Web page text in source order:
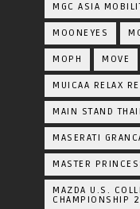
MGC ASIA
MOONEYES
MOPH MOVE
MUICAA RELAX
MAIN STAND
MASERATI
MASTER
MAZDA U.S.
CHAMPIONSHIP